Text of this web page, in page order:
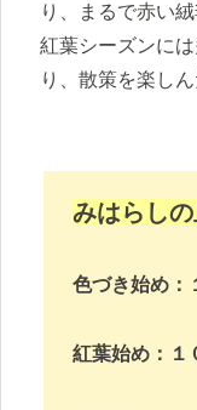
り、まるで赤い
紅葉シーズンに
り、散策を楽し
みはらし
色づき始め：
紅葉始め：１